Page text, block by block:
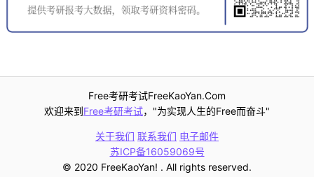
Free考研考试FreeKaoYan.Com
欢迎来到Free考研考试，"为实现人生的Free而奋斗"
关于我们 联系我们 电子邮件
苏ICP备16059069号
© 2020 FreeKaoYan! . All rights reserved.